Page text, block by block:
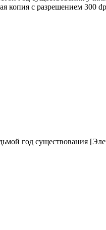
копия с разрешением 300
год существования